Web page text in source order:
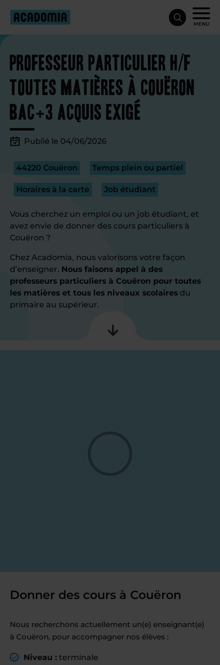
MENU
Professeur particulier H/F
toutes matières à Couëron
Bac+3 acquis exigé
Publié le 04/06/2026
44220 Couëron Temps plein ou partiel
Horaires à la carte Job étudiant
Vous cherchez un emploi ou un job étudiant, et
avez envie de donner des cours particuliers à
Couëron ?
Chez Acadomia, nous valorisons votre façon
d’enseigner. Nous faisons appel à des
professeurs particuliers à Couëron pour toutes
les matières et tous les niveaux scolaires du
primaire au supérieur.
Donner des cours à Couëron
Nous recherchons actuellement un(e) enseignant(e)
à Couëron, pour accompagner nos élèves :
Niveau : terminale